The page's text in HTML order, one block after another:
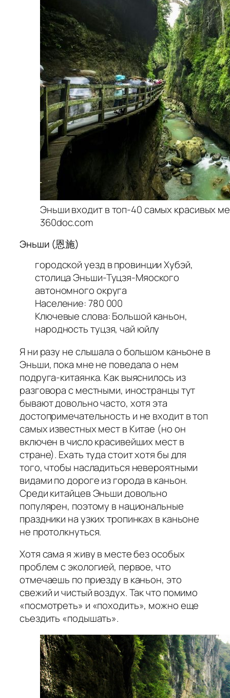
Эньши входит в топ-40 самых красивых
360doc.com
Эньши (恩施)
городской уезд в провинции Хубэй,
столица Эньши-Туцзя-Мяоского
автономного округа
Население: 780 000
Ключевые слова: Большой каньон,
народность туцзя, чай юйлу
Я ни разу не слышала о большом каньоне в
Эньши, пока мне не поведала о нем
подруга-китаянка. Как выяснилось из
разговора с местными, иностранцы тут
бывают довольно часто, хотя эта
достопримечательность и не входит в топ
самых известных мест в Китае (но он
включен в число красивейших мест в
стране). Ехать туда стоит хотя бы для
того, чтобы насладиться невероятными
видами по дороге из города в каньон.
Среди китайцев Эньши довольно
популярен, поэтому в национальные
праздники на узких тропинках в каньоне
не протолкнуться.
Хотя сама я живу в месте без особых
проблем с экологией, первое, что
отмечаешь по приезду в каньон, это
свежий и чистый воздух. Так что помимо
«посмотреть» и «походить», можно еще
съездить «подышать».